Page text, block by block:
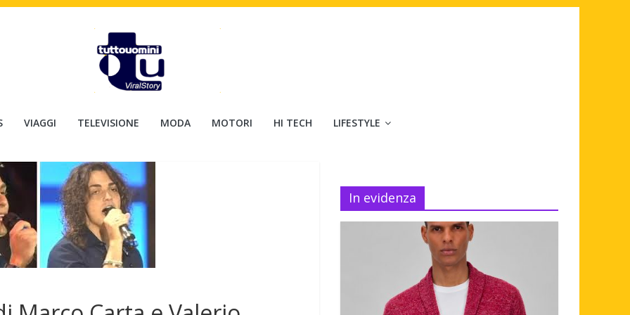
VIAGGI TELEVISIONE MODA MOTORI HI TECH LIFESTYLE
In evidenza